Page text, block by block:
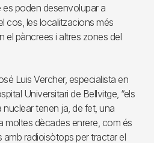
poden desenvolupar a
cos, les localitzacions més
el pàncrees i altres zones del
Luis Vercher, especialista en
Universitari de Bellvitge, “els
tenen ja, de fet, una
moltes dècades enrere, com és
amb radioisòtops per tractar el